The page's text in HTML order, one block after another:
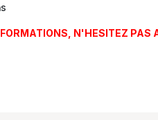
N'HESITEZ PAS